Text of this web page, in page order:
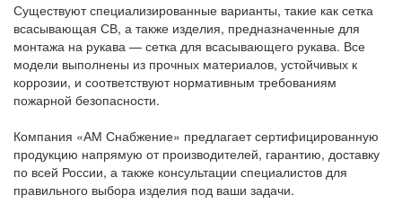
Существуют специализированные варианты, такие как сетка
всасывающая СВ, а также изделия, предназначенные для
монтажа на рукава — сетка для всасывающего рукава. Все
модели выполнены из прочных материалов, устойчивых к
коррозии, и соответствуют нормативным требованиям
пожарной безопасности.
Компания «АМ Снабжение» предлагает сертифицированную
продукцию напрямую от производителей, гарантию, доставку
по всей России, а также консультации специалистов для
правильного выбора изделия под ваши задачи.